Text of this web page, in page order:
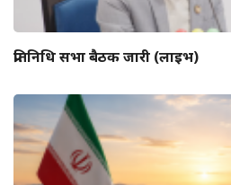
प्रतिनिधि सभा बैठक जारी (लाइभ)